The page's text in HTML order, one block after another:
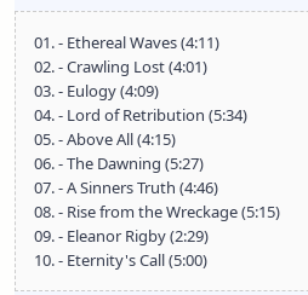
01. - Ethereal Waves (4:11)
02. - Crawling Lost (4:01)
03. - Eulogy (4:09)
04. - Lord of Retribution (5:34)
05. - Above All (4:15)
06. - The Dawning (5:27)
07. - A Sinners Truth (4:46)
08. - Rise from the Wreckage (5:15)
09. - Eleanor Rigby (2:29)
10. - Eternity's Call (5:00)